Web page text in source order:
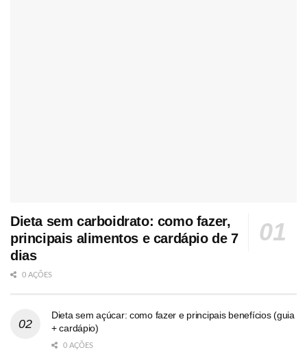
Dieta sem carboidrato: como fazer,
principais alimentos e cardápio de 7
dias
0 AÇÕES
Dieta sem açúcar: como fazer e principais benefícios (guia
+ cardápio)
0 AÇÕES